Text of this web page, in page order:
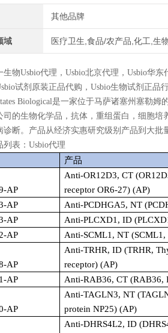
其他品牌
域 医疗卫生,食品/农产品,化工,生
生物Usbio代理， Usbio北京代理， Usbio华东
试剂原装正品代购， Usbio生物试剂正品
Biological是一家位于马萨诸塞州塞勒
司的生物化学品，抗体，重组蛋白，细胞
诊断。产品从经济实惠研究级别产品到大批
表： Usbio代理
产品
AP
Anti-OR12D3, CT
receptor OR6-27) (AP)
AP
Anti-PCDHGA5, NT
AP
Anti-PLCXD1, ID
AP
Anti-SCML1, NT
AP
Anti-TRHR, ID (TRHR,
receptor) (AP)
AP
Anti-RAB36, CT (RAB36,
AP
Anti-TAGLN3, NT
protein NP25) (AP)
Anti-DHRS4L2, ID